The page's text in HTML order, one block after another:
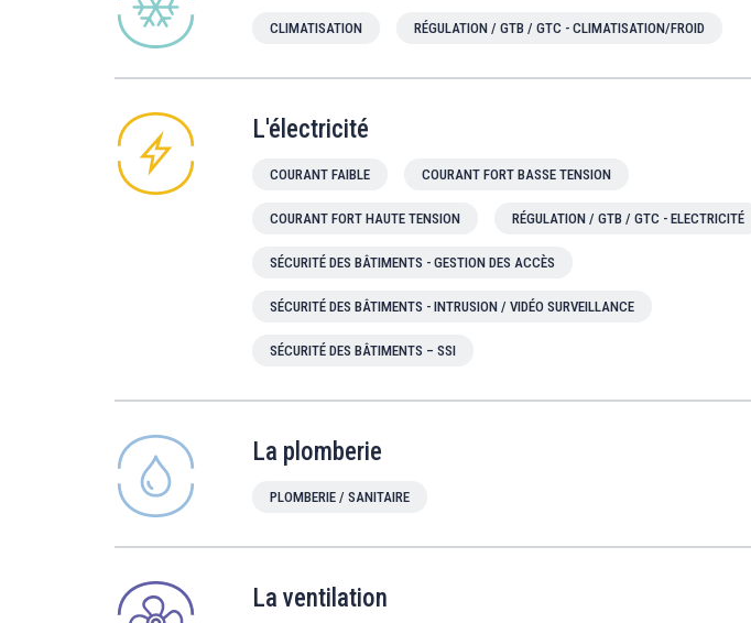
CLIMATISATION RÉGULATION / GTB / GTC - CLIMATISATION/FROID
L'électricité
COURANT FAIBLE COURANT FORT BASSE TENSION
COURANT FORT HAUTE TENSION RÉGULATION / GTB / GTC - ELECTRICITÉ
SÉCURITÉ DES BÂTIMENTS - GESTION DES ACCÈS
SÉCURITÉ DES BÂTIMENTS - INTRUSION / VIDÉO SURVEILLANCE
SÉCURITÉ DES BÂTIMENTS – SSI
La plomberie
PLOMBERIE / SANITAIRE
La ventilation